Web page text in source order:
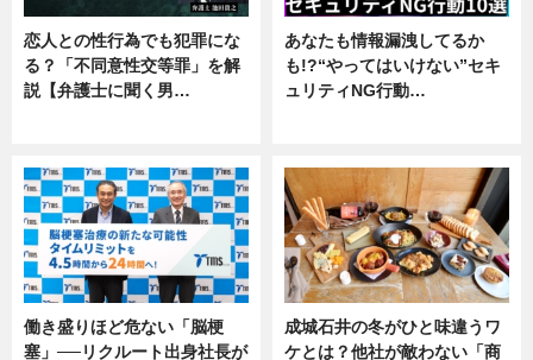
恋人との性行為でも犯罪にな
る？「不同意性交等罪」を解
説【弁護士に聞く男…
あなたも情報漏洩してるか
も!?“やってはいけない”セキ
ュリティNG行動…
働き盛りほど危ない「脳梗
塞」──リクルート出身社長が
成城石井の冬がひと味違うワ
ケとは？他社が敵わない「商